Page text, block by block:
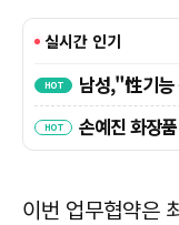
이번 업무협약은